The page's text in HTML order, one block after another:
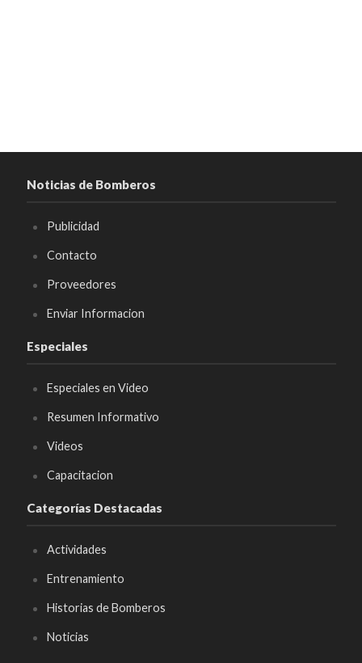
Noticias de Bomberos
Publicidad
Contacto
Proveedores
Enviar Informacion
Especiales
Especiales en Video
Resumen Informativo
Videos
Capacitacion
Categorías Destacadas
Actividades
Entrenamiento
Historias de Bomberos
Noticias